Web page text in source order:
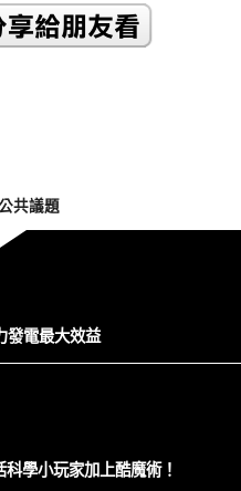
共議題
發電最大效益
學小玩家加上酷魔術！